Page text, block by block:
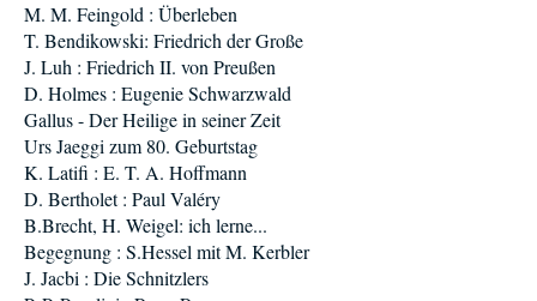
M. M. Feingold : Überleben
T. Bendikowski: Friedrich der Große
J. Luh : Friedrich II. von Preußen
D. Holmes : Eugenie Schwarzwald
Gallus - Der Heilige in seiner Zeit
Urs Jaeggi zum 80. Geburtstag
K. Latifi : E. T. A. Hoffmann
D. Bertholet : Paul Valéry
B.Brecht, H. Weigel: ich lerne...
Begegnung : S.Hessel mit M. Kerbler
J. Jacbi : Die Schnitzlers